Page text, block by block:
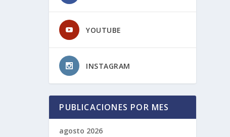
YOUTUBE
INSTAGRAM
PUBLICACIONES POR MES
agosto 2026